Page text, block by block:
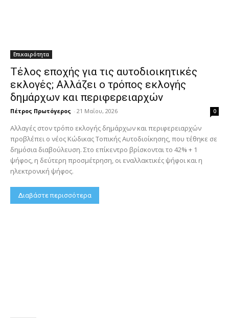
Επικαιρότητα
Τέλος εποχής για τις αυτοδιοικητικές
εκλογές; Αλλάζει ο τρόπος εκλογής
δημάρχων και περιφερειαρχών
Πέτρος Πρωτόγερος - 21 Μαΐου, 2026 0
Αλλαγές στον τρόπο εκλογής δημάρχων και περιφερειαρχών
προβλέπει ο νέος Κώδικας Τοπικής Αυτοδιοίκησης, που τέθηκε σε
δημόσια διαβούλευση. Στο επίκεντρο βρίσκονται το 42% + 1
ψήφος, η δεύτερη προσμέτρηση, οι εναλλακτικές ψήφοι και η
ηλεκτρονική ψήφος.
Διαβάστε περισσότερα